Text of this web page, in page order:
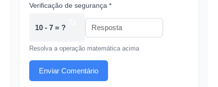
Verificação de segurança *
10 - 7 = ?
Resolva a operação matemática acima
Enviar Comentário